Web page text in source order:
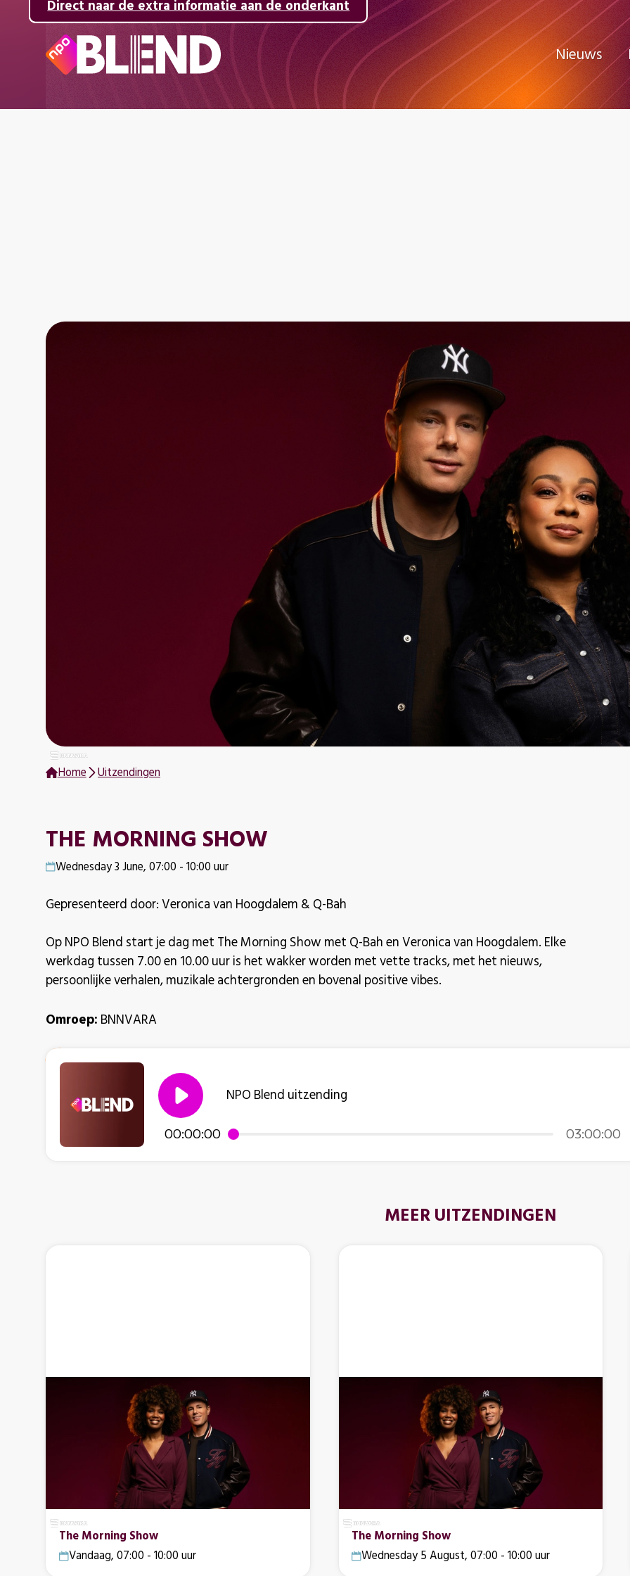
Direct naar de inhoud
Direct naar de hoofdnavigatie
Direct naar de extra informatie aan de onderkant
Nieuws
Home Uitzendingen
THE MORNING SHOW
Wednesday 3 June, 07:00 - 10:00 uur
Gepresenteerd door: Veronica van Hoogdalem & Q-Bah
Op NPO Blend start je dag met The Morning Show met Q-Bah en Veronica van Hoogdalem. Elke
werkdag tussen 7.00 en 10.00 uur is het wakker worden met vette tracks, met het nieuws,
persoonlijke verhalen, muzikale achtergronden en bovenal positive vibes.
Omroep: BNNVARA
00:00:00 03:00:00
NPO Blend uitzending
MEER UITZENDINGEN
The Morning Show
Vandaag, 07:00 - 10:00 uur
The Morning Show
Wednesday 5 August, 07:00 - 10:00 uur